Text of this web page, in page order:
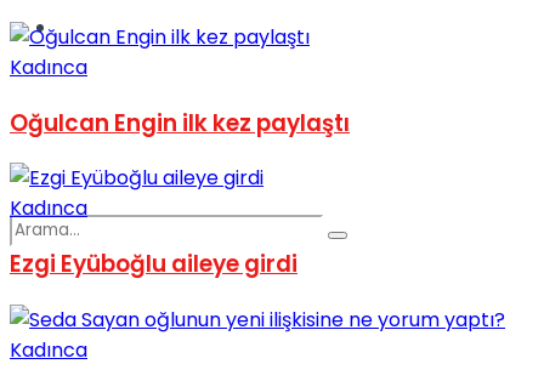
Podcast
Kadınca
Oğulcan Engin ilk kez paylaştı
Kadınca
Ezgi Eyüboğlu aileye girdi
Kadınca